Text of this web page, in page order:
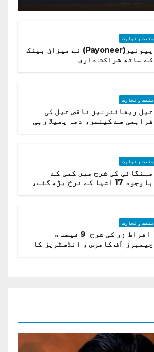
صنعت و تجارت
پیونیر(Payoneer) نے میزان بینک
کے ساتھ شراکت داری
صنعت و تجارت
تیل ریفائنرئیز ناقص تیل کی
فراہمی سے کینسر، دمہ پھیلا رہی
صنعت و تجارت
مہنگائی کی شرح میں کمی کے
باوجود 17 اشیا کے نرخ بڑھ گئے،
صنعت و تجارت
افراط زر کی شرح 9 فیصد ..
چیمبرز آف کامرس ، انڈسٹریز کا